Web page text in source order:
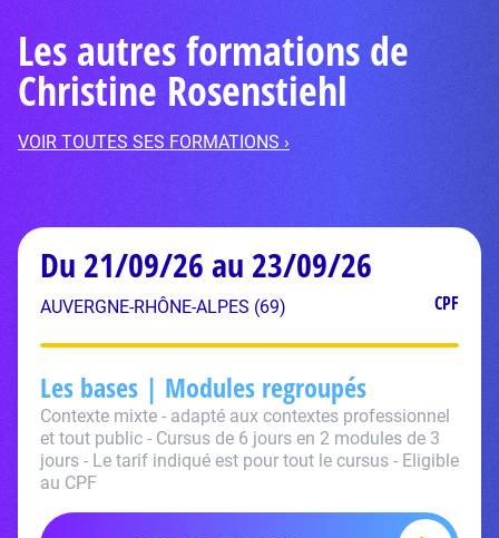
Les autres formations de
Christine Rosenstiehl
VOIR TOUTES SES FORMATIONS ›
Du 21/09/26 au 23/09/26
AUVERGNE-RHÔNE-ALPES (69) CPF
Les bases | Modules regroupés
Contexte mixte - adapté aux contextes professionnel
et tout public - Cursus de 6 jours en 2 modules de 3
jours - Le tarif indiqué est pour tout le cursus - Eligible
au CPF